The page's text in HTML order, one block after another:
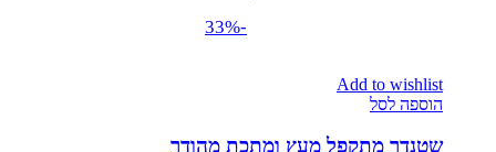
-33%
Add to wishlist
הוספה לסל
שטנדר מתקפל מעץ ומתכת מהודר